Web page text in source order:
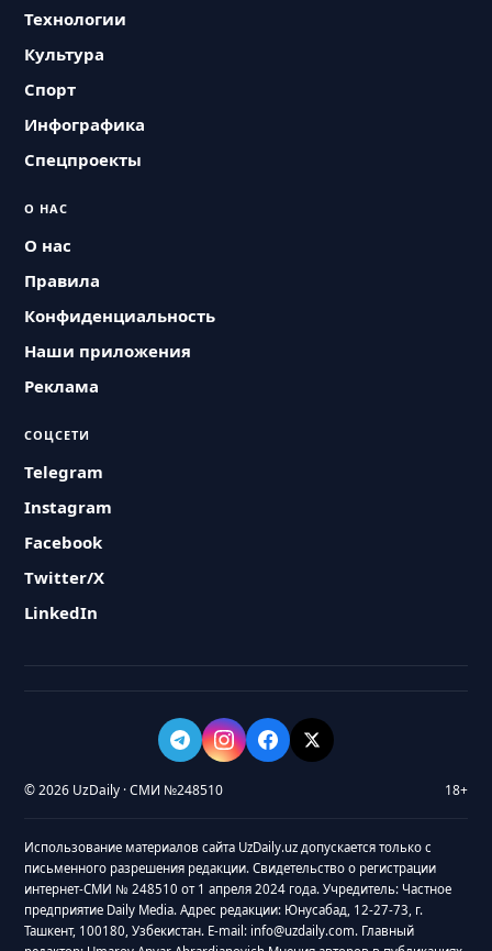
Технологии
Культура
Спорт
Инфографика
Спецпроекты
О НАС
О нас
Правила
Конфиденциальность
Наши приложения
Реклама
СОЦСЕТИ
Telegram
Instagram
Facebook
Twitter/X
LinkedIn
© 2026 UzDaily · СМИ №248510 18+
Использование материалов сайта UzDaily.uz допускается только с
письменного разрешения редакции. Свидетельство о регистрации
интернет-СМИ № 248510 от 1 апреля 2024 года. Учредитель: Частное
предприятие Daily Media. Адрес редакции: Юнусабад, 12-27-73, г.
Ташкент, 100180, Узбекистан. E-mail: info@uzdaily.com. Главный